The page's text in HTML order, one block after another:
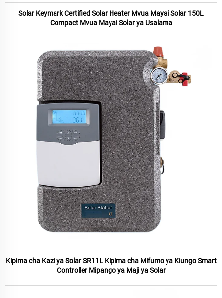
Solar Keymark Certified Solar Heater Mvua Mayai Solar 150L
Compact Mvua Mayai Solar ya Usalama
Kipima cha Kazi ya Solar SR11L Kipima cha Mifumo ya Kiungo Smart
Controller Mipango ya Maji ya Solar